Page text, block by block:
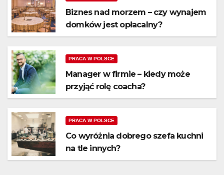
Biznes nad morzem – czy wynajem
domków jest opłacalny?
PRACA W POLSCE
Manager w firmie – kiedy może
przyjąć rolę coacha?
PRACA W POLSCE
Co wyróżnia dobrego szefa kuchni
na tle innych?